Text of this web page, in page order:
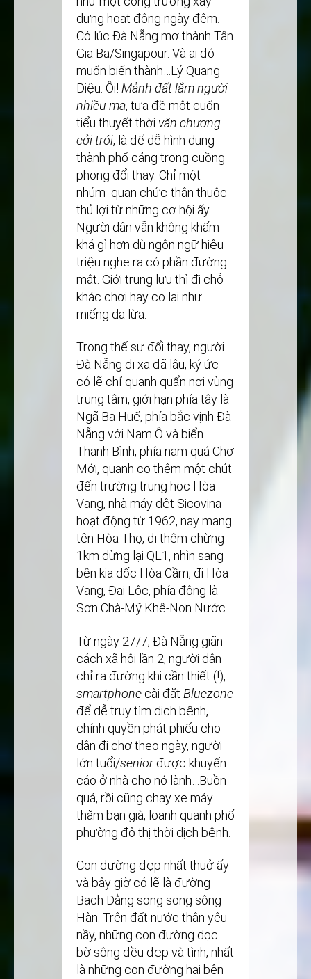
dựng hoạt động ngày đêm.
Có lúc Đà Nẵng mơ thành Tân
Gia Ba/Singapour. Và ai đó
muốn biến thành…Lý Quang
Diệu. Ôi! Mảnh đất lắm người
nhiều ma, tựa đề một cuốn
tiểu thuyết thời văn chương
cởi trói, là để dễ hình dung
thành phố cảng trong cuồng
phong đổi thay. Chỉ một
nhúm quan chức-thân thuộc
thủ lợi từ những cơ hội ấy.
Người dân vẫn không khấm
khá gì hơn dù ngôn ngữ hiệu
triệu nghe ra có phần đường
mật. Giới trung lưu thì đi chỗ
khác chơi hay co lại như
miếng da lừa.
Trong thế sự đổi thay, người
Đà Nẵng đi xa đã lâu, ký ức
có lẽ chỉ quanh quẩn nơi vùng
trung tâm, giới hạn phía tây là
Ngã Ba Huế, phía bắc vịnh Đà
Nẵng với Nam Ô và biển
Thanh Bình, phía nam quá Chợ
Mới, quanh co thêm một chút
đến trường trung học Hòa
Vang, nhà máy dệt Sicovina
hoạt động từ 1962, nay mang
tên Hòa Thọ, đi thêm chừng
1km dừng lại QL1, nhìn sang
bên kia dốc Hòa Cầm, đi Hòa
Vang, Đại Lộc, phía đông là
Sơn Chà-Mỹ Khê-Non Nước.
Từ ngày 27/7, Đà Nẵng giãn
cách xã hội lần 2, người dân
chỉ ra đường khi cần thiết (!),
smartphone cài đặt Bluezone
để dễ truy tìm dịch bệnh,
chính quyền phát phiếu cho
dân đi chợ theo ngày, người
lớn tuổi/seniorđược khuyến
cáo ở nhà cho nó lành…Buồn
quá, rồi cũng chạy xe máy
thăm bạn già, loanh quanh phố
phường đô thị thời dịch bệnh.
Con đường đẹp nhất thuở ấy
và bây giờ có lẽ là đường
Bạch Đằng song song sông
Hàn. Trên đất nước thân yêu
nầy, những con đường dọc
bờ sông đều đẹp và tình, nhất
là những con đường hai bên